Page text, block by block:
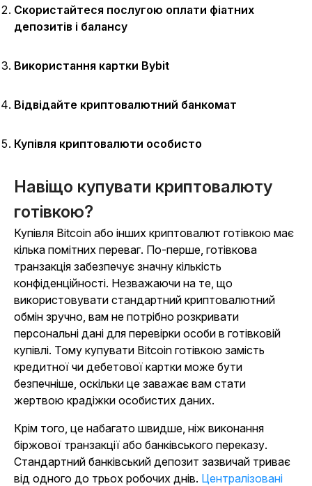
Скористайтеся послугою оплати фіатних
депозитів і балансу
Використання картки Bybit
Відвідайте криптовалютний банкомат
Купівля криптовалюти особисто
Навіщо купувати криптовалюту
готівкою?
Купівля Bitcoin або інших криптовалют готівкою має
кілька помітних переваг. По-перше, готівкова
транзакція забезпечує значну кількість
конфіденційності. Незважаючи на те, що
використовувати стандартний криптовалютний
обмін зручно, вам не потрібно розкривати
персональні дані для перевірки особи в готівковій
купівлі. Тому купувати Bitcoin готівкою замість
кредитної чи дебетової картки може бути
безпечніше, оскільки це заважає вам стати
жертвою крадіжки особистих даних.
Крім того, це набагато швидше, ніж виконання
біржової транзакції або банківського переказу.
Стандартний банківський депозит зазвичай триває
від одного до трьох робочих днів. Централізовані